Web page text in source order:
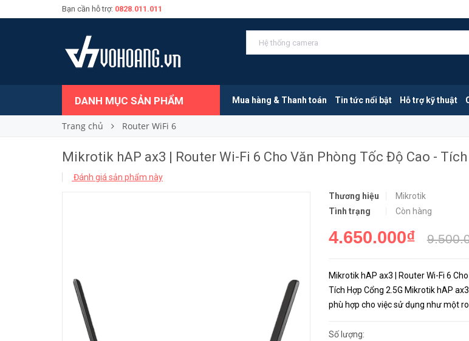
Bạn cần hỗ trợ: 0828.011.011
DANH MỤC SẢN PHẨM Mua hàng & Thanh toán Tin tức nổi bật Hỗ trợ kỹ thuật
Trang chủ Router WiFi 6
Mikrotik hAP ax3 | Router Wi-Fi 6 Cho Văn Phòng Tốc Độ Cao - Tích
Đánh giá sản phẩm này
Thương hiệu
Mikrotik
Tình trạng
Còn hàng
4.650.000₫
Mikrotik hAP ax3 | Router Wi-Fi 6
Tích Hợp Cổng 2.5G Mikrotik hAP
phù hợp cho việc sử dụng như một
cổng US...
Số lượng: